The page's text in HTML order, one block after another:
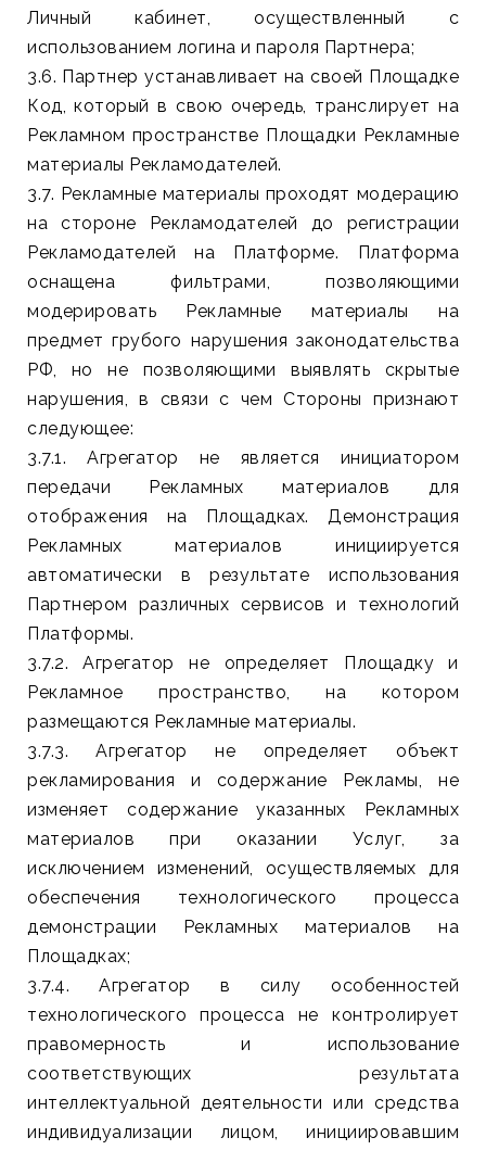
Личный кабинет, осуществленный с
использованием логина и пароля Партнера;
3.6. Партнер устанавливает на своей Площадке
Код, который в свою очередь, транслирует на
Рекламном пространстве Площадки Рекламные
материалы Рекламодателей.
3.7. Рекламные материалы проходят модерацию
на стороне Рекламодателей до регистрации
Рекламодателей на Платформе. Платформа
оснащена фильтрами, позволяющими
модерировать Рекламные материалы на
предмет грубого нарушения законодательства
РФ, но не позволяющими выявлять скрытые
нарушения, в связи с чем Стороны признают
следующее:
3.7.1. Агрегатор не является инициатором
передачи Рекламных материалов для
отображения на Площадках. Демонстрация
Рекламных материалов инициируется
автоматически в результате использования
Партнером различных сервисов и технологий
Платформы.
3.7.2. Агрегатор не определяет Площадку и
Рекламное пространство, на котором
размещаются Рекламные материалы.
3.7.3. Агрегатор не определяет объект
рекламирования и содержание Рекламы, не
изменяет содержание указанных Рекламных
материалов при оказании Услуг, за
исключением изменений, осуществляемых для
обеспечения технологического процесса
демонстрации Рекламных материалов на
Площадках;
3.7.4. Агрегатор в силу особенностей
технологического процесса не контролирует
правомерность и использование
соответствующих результата
интеллектуальной деятельности или средства
индивидуализации лицом, инициировавшим